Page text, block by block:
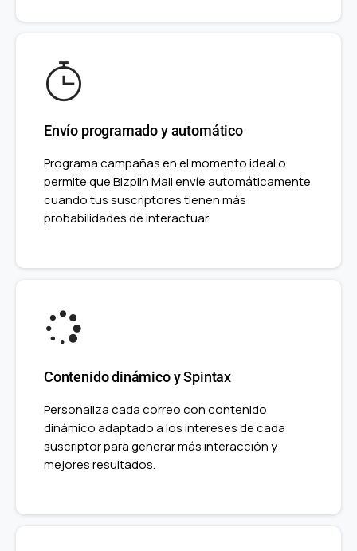
Envío programado y automático
Programa campañas en el momento ideal o
permite que Bizplin Mail envíe automáticamente
cuando tus suscriptores tienen más
probabilidades de interactuar.
Contenido dinámico y Spintax
Personaliza cada correo con contenido
dinámico adaptado a los intereses de cada
suscriptor para generar más interacción y
mejores resultados.